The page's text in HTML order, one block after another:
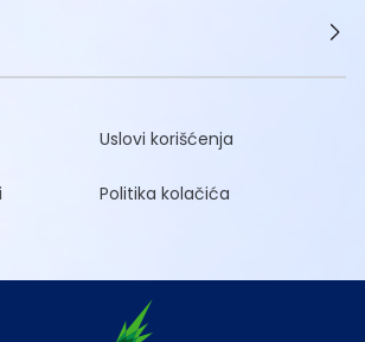
Uslovi korišćenja
Politika kolačića